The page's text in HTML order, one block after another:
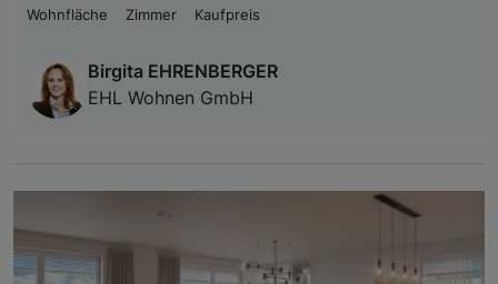
Wohnfläche
Zimmer Kaufpreis
Birgita EHRENBERGER
EHL Wohnen GmbH